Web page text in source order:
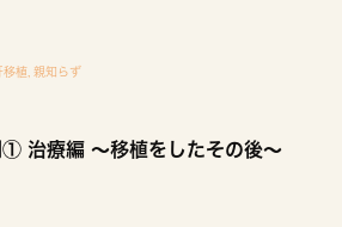
移植 親知らず
① 治療編 〜移植をしたその後〜